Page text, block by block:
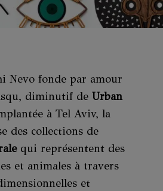
Nevo fonde par amour
diminutif deUrban
à Tel Aviv, la
des collections de
qui représentent des
et animales à travers
et